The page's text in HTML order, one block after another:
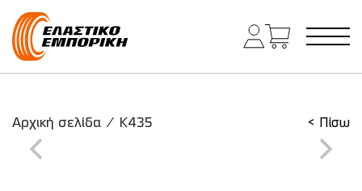
Κύρια πλοήγηση
Αρχική σελίδα / K435 < Πίσω